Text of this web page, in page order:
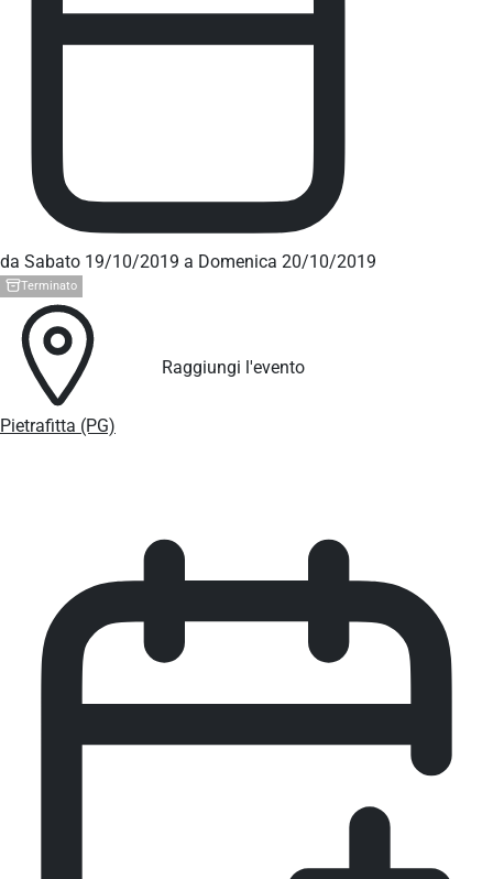
da Sabato 19/10/2019 a Domenica 20/10/2019
Terminato
Pietrafitta (PG)
Raggiungi l'evento